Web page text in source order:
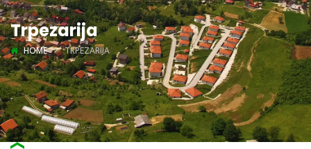
Trpezarija
HOME TRPEZARIJA